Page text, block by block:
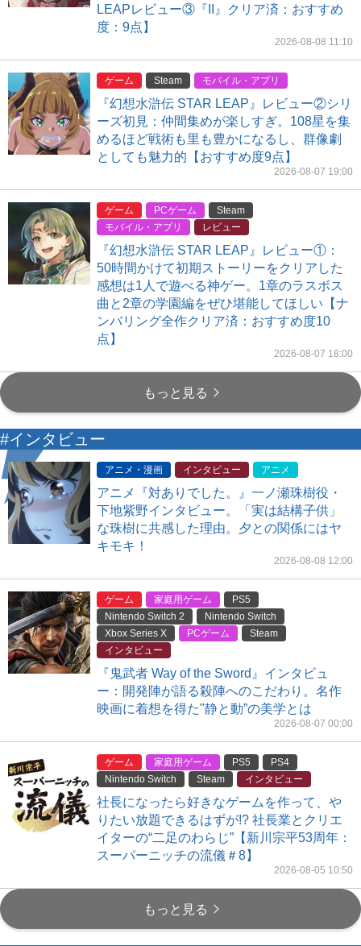
LEAPレビュー③『II』クリア済：おすすめ
度：9点】
2026-08-08 11:10
ゲーム Steam モバイル・アプリ
『幻想水滸伝 STAR LEAP』レビュー②シリ
ーズ初見：仲間集めが楽しすぎ。108星を集
めるほど戦術も里も豊かになるし、群像劇
としても魅力的【おすすめ度9点】
2026-08-07 19:00
ゲーム PCゲーム
Steam
モバイル・アプリ
レビュー
『幻想水滸伝 STAR LEAP』レビュー①：
50時間かけて初期ストーリーをクリアした
感想は1人で遊べる神ゲー。1章のラスボス
曲と2章の学園編をぜひ堪能してほしい【ナ
ンバリング全作クリア済：おすすめ度10
点】
2026-08-07 18:00
もっと見る
#インタビュー
アニメ・漫画 インタビュー アニメ
アニメ『対ありでした。』一ノ瀬珠樹役・
下地紫野インタビュー。「実は結構子供」
な珠樹に共感した理由。夕との関係にはヤ
キモキ！
2026-08-08 12:00
ゲーム 家庭用ゲーム
PS5
Nintendo Switch 2
Nintendo Switch
Xbox Series X
PCゲーム
Steam
インタビュー
『鬼武者 Way of the Sword』インタビュ
ー：開発陣が語る殺陣へのこだわり。名作
映画に着想を得た"静と動”の美学とは
2026-08-07 00:00
ゲーム 家庭用ゲーム PS5
PS4
Nintendo Switch
Steam インタビュー
社長になったら好きなゲームを作って、や
りたい放題できるはずが!? 社長業とクリエ
イターの“二足のわらじ”【新川宗平53周年：
スーパーニッチの流儀＃8】
2026-08-05 10:50
もっと見る